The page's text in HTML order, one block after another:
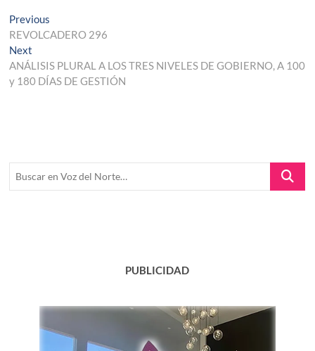
Navegación
de
entradas
Previous
post:
REVOLCADERO 296
Next
post:
ANÁLISIS PLURAL A LOS TRES NIVELES DE GOBIERNO, A 100
y 180 DÍAS DE GESTIÓN
Buscar
PUBLICIDAD